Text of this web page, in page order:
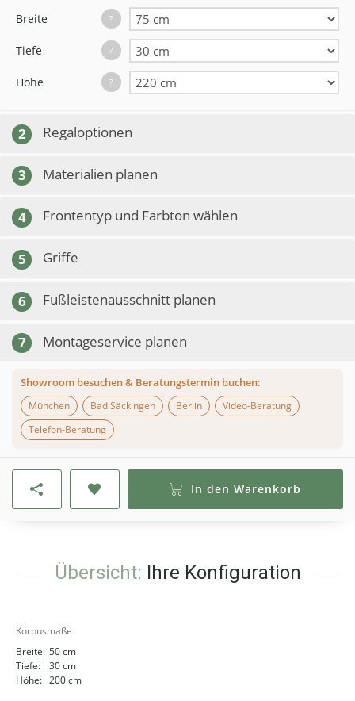
Breite ?
Tiefe ?
Höhe ?
2 Regaloptionen
3 Materialien planen
4 Frontentyp und Farbton wählen
5 Griffe
6 Fußleistenausschnitt planen
7 Montageservice planen
Showroom besuchen & Beratungstermin buchen:
München
Bad Säckingen Berlin
Video-Beratung
Telefon-Beratung
In den Warenkorb
Übersicht: Ihre Konfiguration
Korpusmaße
Breite: 50 cm
Tiefe:
30 cm
Höhe: 200 cm